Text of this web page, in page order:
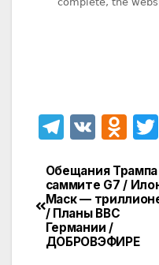
T
e
gr
a
m
V
O
n
o
a
по
записям
Обещания Трампа
саммите G7 /
Маск —
/ Планы ВВС
Германии /
ДОБРОВЭФИРЕ